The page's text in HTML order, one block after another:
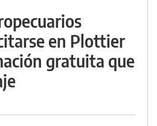
en Plottier
gratuita que